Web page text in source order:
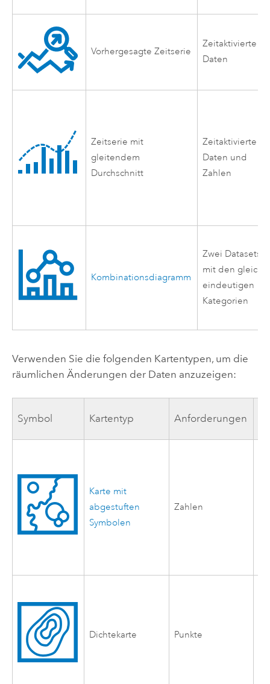
Vorhergesagte Zeitserie
Zeitaktivierte
Daten
Zeitserie mit
gleitendem
Durchschnitt
Zeitaktivierte
Daten und
Zahlen
Kombinationsdiagramm
Zwei Datasets
mit den
eindeutigen
Kategorien
Verwenden Sie die folgenden Kartentypen, um die
räumlichen Änderungen der Daten anzuzeigen:
Symbol Kartentyp Anforderungen
Karte mit
abgestuften
Symbolen
Zahlen
Dichtekarte Punkte